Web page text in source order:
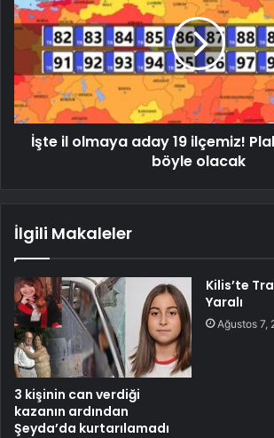
İşte il olmaya aday 19 ilçemiz!
böyle olacak
İlgili Makaleler
3 kişinin can verdiği
kazanın ardından
Şeyda’da kurtarılamadı
Kilis’te
Yaralı
Ağustos 7,